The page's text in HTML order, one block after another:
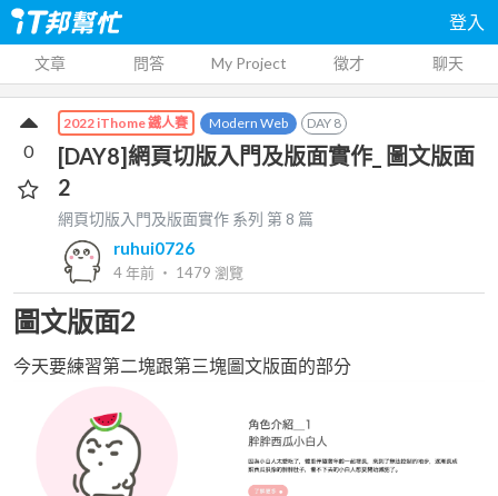
登入
文章 問答 My Project 徵才 聊天
2022 iThome 鐵人賽 Modern Web DAY 8
[DAY8]網頁切版入門及版面實作_ 圖文版面
2
網頁切版入門及版面實作 系列 第 8 篇
ruhui0726
4 年前 ‧ 1479 瀏覽
0
圖文版面2
今天要練習第二塊跟第三塊圖文版面的部分